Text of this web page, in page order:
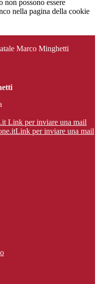
non possono essere
nella pagina della cookie
Marco Minghetti
Link per inviare una mail
Link per inviare una mail